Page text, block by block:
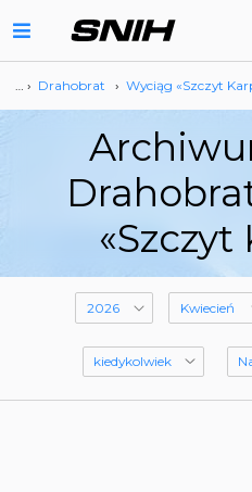
… › Drahobrat › Wyciąg «Szczyt
«Szczyt